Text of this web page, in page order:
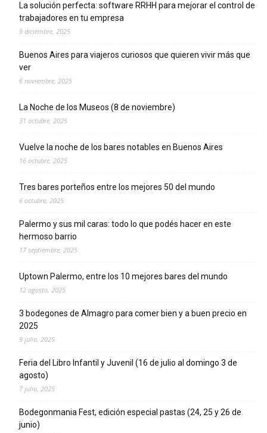
La solución perfecta: software RRHH para mejorar el control de
trabajadores en tu empresa
9 diciembre, 2025
Buenos Aires para viajeros curiosos que quieren vivir más que
ver
6 noviembre, 2025
La Noche de los Museos (8 de noviembre)
31 octubre, 2025
Vuelve la noche de los bares notables en Buenos Aires
16 octubre, 2025
Tres bares porteños entre los mejores 50 del mundo
6 octubre, 2025
Palermo y sus mil caras: todo lo que podés hacer en este
hermoso barrio
17 septiembre, 2025
Uptown Palermo, entre los 10 mejores bares del mundo
12 agosto, 2025
3 bodegones de Almagro para comer bien y a buen precio en
2025
9 julio, 2025
Feria del Libro Infantil y Juvenil (16 de julio al domingo 3 de
agosto)
7 julio, 2025
Bodegonmania Fest, edición especial pastas (24, 25 y 26 de
junio)